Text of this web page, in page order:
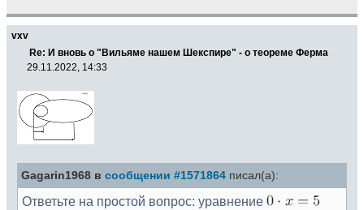
vxv
Re: И вновь о "Вильяме нашем Шекспире" - о теореме Ферма
29.11.2022, 14:33
Gagarin1968 в сообщении #1571864 писал(а):
Ответьте на простой вопрос: уравнение